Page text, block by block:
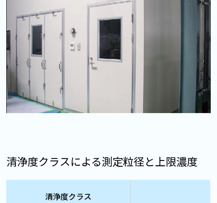
清浄度クラスによる測定粒径と上限濃度
清浄度クラス